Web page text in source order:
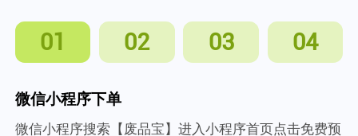
01 02 03 04
微信小程序下单
微信小程序搜索【废品宝】进入小程序首页点击免费预